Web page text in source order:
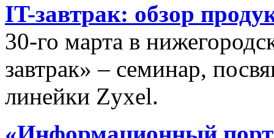
IT-завтрак: обзор
30-го марта в
завтрак» – семинар,
линейки Zyxel.